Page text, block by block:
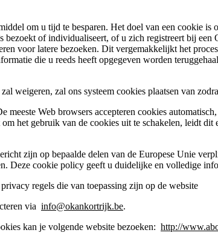
om u tijd te besparen. Het doel van een cookie
of individualiseert, of u zich registreert bij
voor latere bezoeken. Dit vergemakkelijkt het
die u reeds heeft opgegeven worden
weigeren, zal ons systeem cookies plaatsen van
meeste Web browsers accepteren cookies
het gebruik van de cookies uit te schakelen, leidt
zijn op bepaalde delen van de Europese Unie
Deze cookie policy geeft u duidelijke en volledige
regels die van toepassing zijn op de website
via info@okankortrijk.be.
kan je volgende website bezoeken: http://